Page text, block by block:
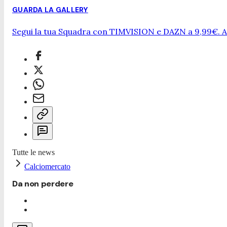
GUARDA LA GALLERY
Segui la tua Squadra con TIMVISION e DAZN a 9,99€.
Tutte le news
Calciomercato
Da non perdere